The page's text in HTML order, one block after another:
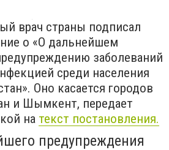
врач страны подписал
о «О дальнейшем
заболеваний
среди населения
Оно касается городов
и Шымкент, передает
на текст постановления.
предупреждения